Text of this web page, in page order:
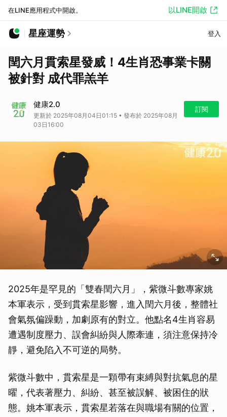
在LINE應用程式中開啟。 以LINE開啟
星座運勢 登入
閏六月貫索星發威！4生肖恐事業卡關
被針對 成代罪羔羊
健康2.0
更新於 2025年08月04日01:15 • 發布於 2025年08月
03日16:00
訂閱
2025年是罕見的「雙春閏六月」，紫微斗數專家姚
本軍表示，受到貫索星影響，進入閏六月後，整體社
會氣氛偏躁動，加劇原有的對立。他點名4生肖容易
遭遇制度壓力、誤會糾紛與人際牽連，須注意保持冷
靜，避免陷入不可逆的局勢。
紫微斗數中，貫索星是一顆帶有束縛與對抗氣息的星
曜，代表著壓力、糾紛、甚至被誤解、被困住的狀
態。姚本軍表示，貫索星若落在與職場有關的位置，